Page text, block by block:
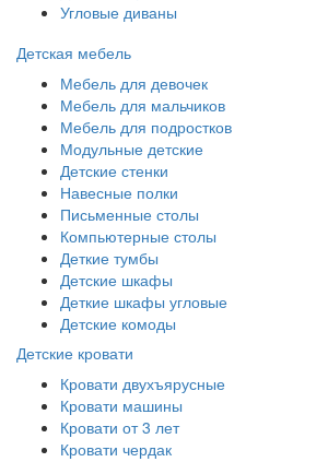
Угловые диваны
Детская мебель
Мебель для девочек
Мебель для мальчиков
Мебель для подростков
Модульные детские
Детские стенки
Навесные полки
Письменные столы
Компьютерные столы
Деткие тумбы
Детские шкафы
Деткие шкафы угловые
Детские комоды
Детские кровати
Кровати двухъярусные
Кровати машины
Кровати от 3 лет
Кровати чердак